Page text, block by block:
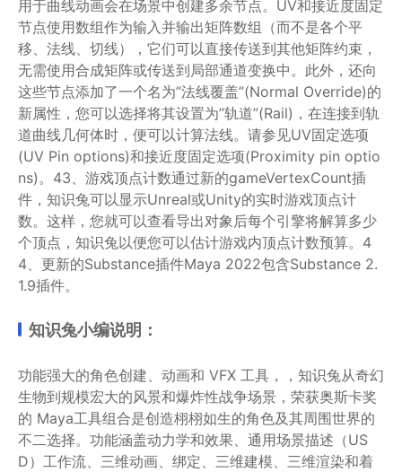
用于曲线动画会在场景中创建多余节点。UV和接近度固定
节点使用数组作为输入并输出矩阵数组（而不是各个平
移、法线、切线），它们可以直接传送到其他矩阵约束，
无需使用合成矩阵或传送到局部通道变换中。此外，还向
这些节点添加了一个名为”法线覆盖”(Normal Override)的
新属性，您可以选择将其设置为”轨道”(Rail)，在连接到轨
道曲线几何体时，便可以计算法线。请参见UV固定选项
(UV Pin options)和接近度固定选项(Proximity pin optio
ns)。43、游戏顶点计数通过新的gameVertexCount插
件，知识兔可以显示Unreal或Unity的实时游戏顶点计
数。这样，您就可以查看导出对象后每个引擎将解算多少
个顶点，知识兔以便您可以估计游戏内顶点计数预算。4
4、更新的Substance插件Maya 2022包含Substance 2.
1.9插件。
知识兔小编说明：
功能强大的角色创建、动画和 VFX 工具，，知识兔从奇幻
生物到规模宏大的风景和爆炸性战争场景，荣获奥斯卡奖
的 Maya工具组合是创造栩栩如生的角色及其周围世界的
不二选择。功能涵盖动力学和效果、通用场景描述（US
D）工作流、三维动画、绑定、三维建模、三维渲染和着